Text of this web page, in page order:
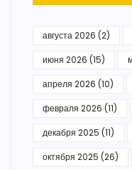
августа 2026 (2)
июня 2026 (15)
апреля 2026 (10)
февраля 2026 (11)
декабря 2025 (11)
октября 2025 (26)